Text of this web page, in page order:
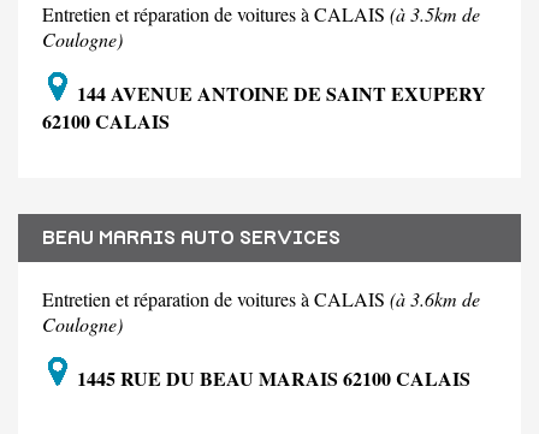
Entretien et réparation de voitures à CALAIS (à 3.5km de
Coulogne)
144 AVENUE ANTOINE DE SAINT EXUPERY
62100 CALAIS
BEAU MARAIS AUTO SERVICES
Entretien et réparation de voitures à CALAIS (à 3.6km de
Coulogne)
1445 RUE DU BEAU MARAIS 62100 CALAIS